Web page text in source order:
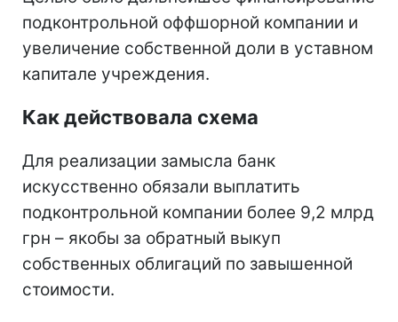
подконтрольной оффшорной компании и
увеличение собственной доли в уставном
капитале учреждения.
Как действовала схема
Для реализации замысла банк
искусственно обязали выплатить
подконтрольной компании более 9,2 млрд
грн – якобы за обратный выкуп
собственных облигаций по завышенной
стоимости.